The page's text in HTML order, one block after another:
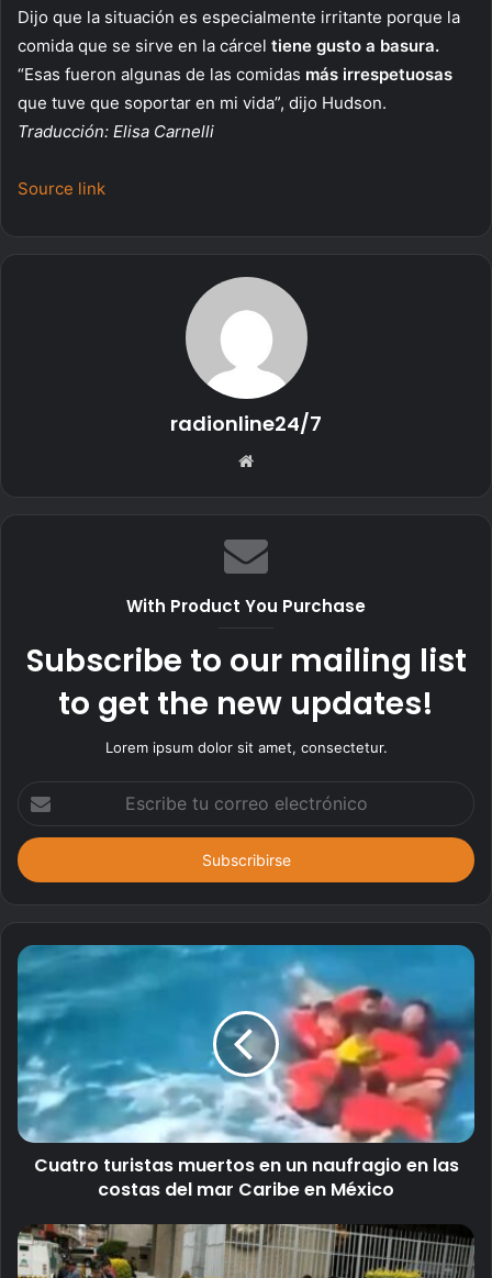
Dijo que la situación es especialmente irritante porque la
comida que se sirve en la cárcel tiene gusto a basura.
“Esas fueron algunas de las comidas más irrespetuosas
que tuve que soportar en mi vida”, dijo Hudson.
Traducción: Elisa Carnelli
Source link
radionline24/7
i
o
e
With Product You Purchase
Subscribe to our mailing list
to get the new updates!
Lorem ipsum dolor sit amet, consectetur.
r
t
u
c
o
r
e
e
t
r
Cuatro turistas muertos en un naufragio en las
costas del mar Caribe en México